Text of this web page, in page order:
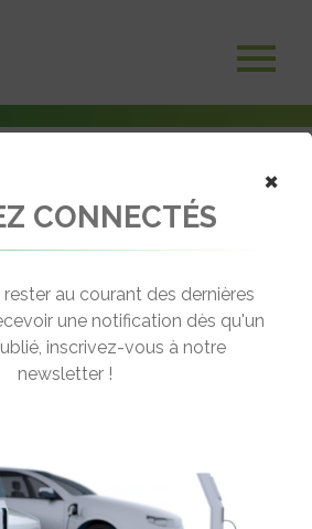
diesel rétrofités en service pour Aléop
EN SERVICE
×
CONNECTÉS
au courant des dernières
une notification dès qu'un
inscrivez-vous à notre
newsletter !